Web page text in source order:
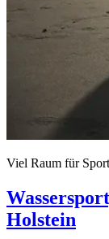
Viel Raum für
Holstein